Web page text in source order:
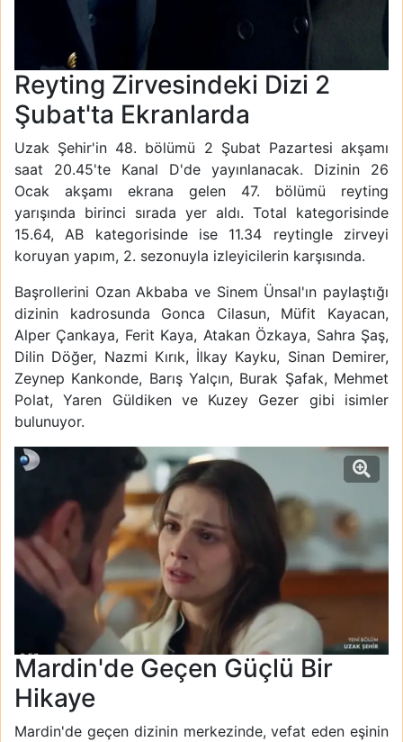
Reyting Zirvesindeki Dizi 2
Şubat'ta Ekranlarda
Uzak Şehir'in 48. bölümü 2 Şubat Pazartesi akşamı
saat 20.45'te Kanal D'de yayınlanacak. Dizinin 26
Ocak akşamı ekrana gelen 47. bölümü reyting
yarışında birinci sırada yer aldı. Total kategorisinde
15.64, AB kategorisinde ise 11.34 reytingle zirveyi
koruyan yapım, 2. sezonuyla izleyicilerin karşısında.
Başrollerini Ozan Akbaba ve Sinem Ünsal'ın paylaştığı
dizinin kadrosunda Gonca Cilasun, Müfit Kayacan,
Alper Çankaya, Ferit Kaya, Atakan Özkaya, Sahra Şaş,
Dilin Döğer, Nazmi Kırık, İlkay Kayku, Sinan Demirer,
Zeynep Kankonde, Barış Yalçın, Burak Şafak, Mehmet
Polat, Yaren Güldiken ve Kuzey Gezer gibi isimler
bulunuyor.
Mardin'de Geçen Güçlü Bir
Hikaye
Mardin'de geçen dizinin merkezinde, vefat eden eşinin